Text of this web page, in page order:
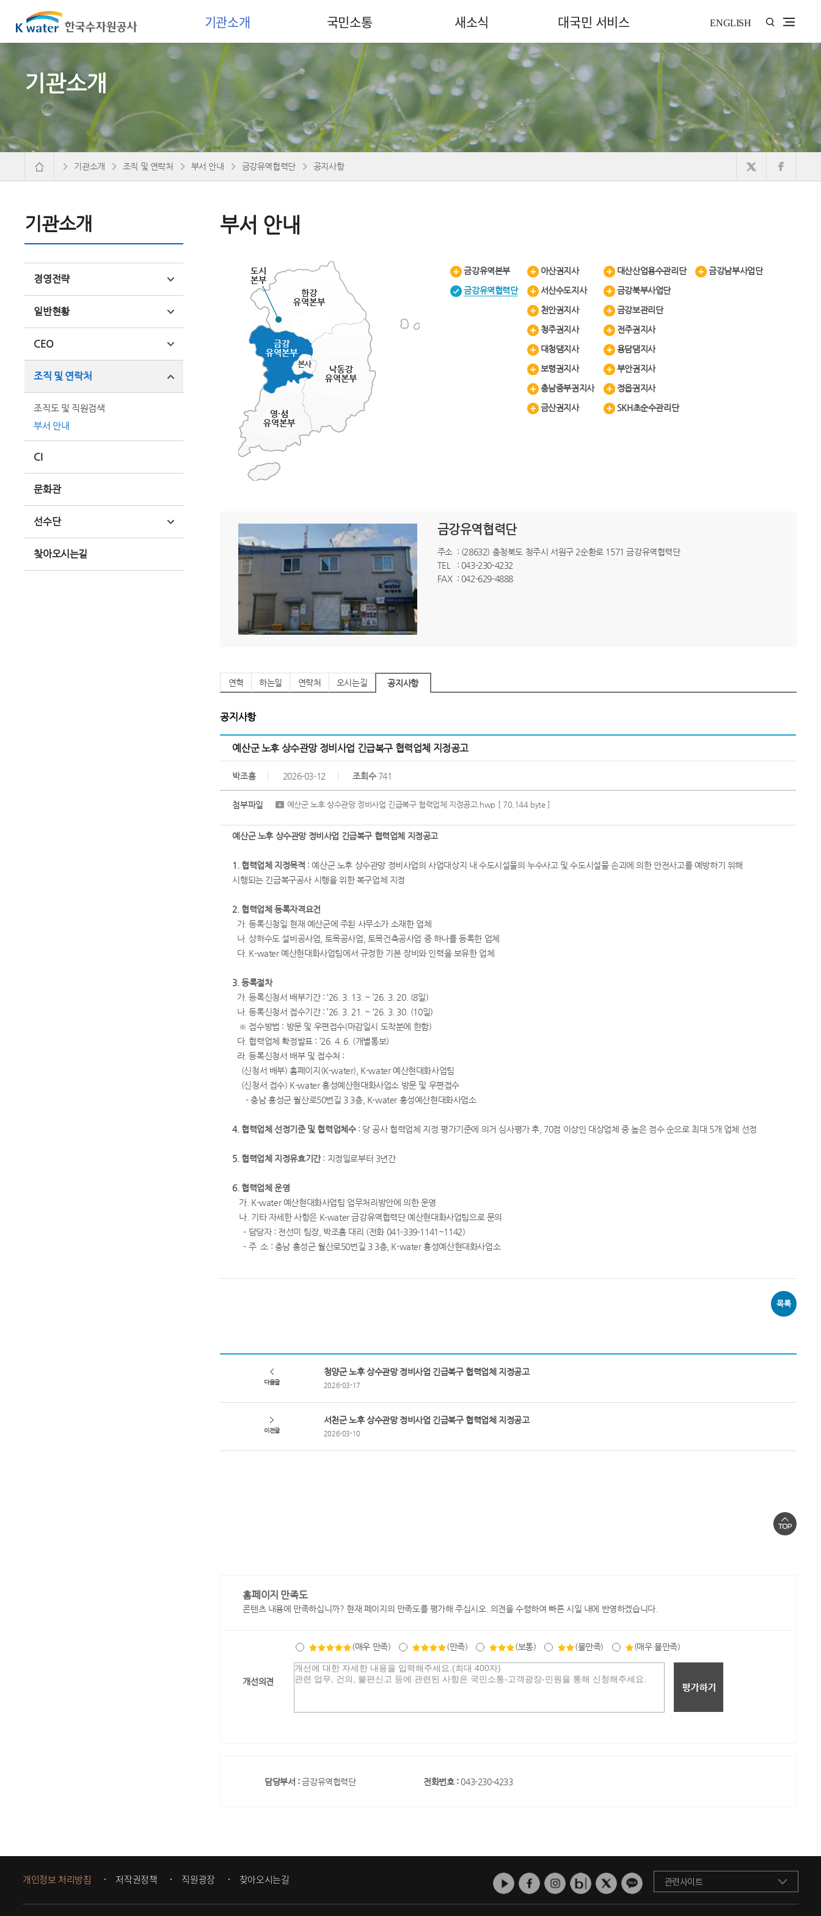
기관소개 국민소통 새소식 대국민 서비스 ENGLISH
기관소개
기관소개
경영전략
일반현황
CEO
조직 및 연락처
조직도 및 직원검색
부서 안내
CI
문화관
선수단
찾아오시는길
기관소개 조직 및 연락처 부서 안내 금강유역협력단 공지사항
부서 안내
금강유역본부
금강유역협력단
아산권지사
서산수도지사
천안권지사
청주권지사
대청댐지사
보령권지사
충남중부권지사
금산권지사
대산산업용수관리단
금강북부사업단
금강보관리단
전주권지사
용담댐지사
부안권지사
정읍권지사
SKH초순수관리단
금강남부사업단
금강유역협력단
주소 : (28632) 충청북도 청주시 서원구 2순환로 1571 금강유역협력단
TEL
: 043-230-4232
FAX : 042-629-4888
연혁 하는일 연락처 오시는길 공지사항
공지사항
예산군 노후 상수관망 정비사업 긴급복구 협력업체 지정공고
박조흠 2026-03-12 조회수741
첨부파일 예산군 노후 상수관망 정비사업 긴급복구 협력업체 지정공고.hwp [ 70,144 byte ]
예산군 노후 상수관망 정비사업 긴급복구 협력업체 지정공고
1. 협력업체 지정목적 : 예산군 노후 상수관망 정비사업의 사업대상지 내 수도시설물의 누수사고 및 수도시설물 손괴에 의한 안전사고를 예방하기 위해
시행되는 긴급복구공사 시행을 위한 복구업체 지정
2. 협력업체 등록자격요건
가. 등록신청일 현재 예산군에 주된 사무소가 소재한 업체
나. 상하수도 설비공사업, 토목공사업, 토목건축공사업 중 하나를 등록한 업체
다. K-water 예산현대화사업팀에서 규정한 기본 장비와 인력을 보유한 업체
3. 등록절차
가. 등록신청서 배부기간 : ‘26. 3. 13. ~ ’26. 3. 20. (8일)
나. 등록신청서 접수기간 : ’26. 3. 21. ~ ‘26. 3. 30. (10일)
※ 접수방법 : 방문 및 우편접수(마감일시 도착분에 한함)
다. 협력업체 확정발표 : ’26. 4. 6. (개별통보)
라. 등록신청서 배부 및 접수처 :
(신청서 배부) 홈페이지(K-water), K-water 예산현대화사업팀
(신청서 접수) K-water 홍성예산현대화사업소 방문 및 우편접수
- 충남 홍성군 월산로50번길 3 3층, K-water 홍성예산현대화사업소
4. 협력업체 선정기준 및 협력업체수: 당 공사 협력업체 지정 평가기준에 의거 심사평가 후, 70점 이상인 대상업체 중 높은 점수 순으로 최대 5개 업체 선정
5. 협력업체 지정유효기간: 지정일로부터 3년간
6. 협력업체 운영
가. K-water 예산현대화사업팀 업무처리방안에 의한 운영
나. 기타 자세한 사항은 K-water 금강유역협력단 예산현대화사업팀으로 문의
- 담당자 : 전선미 팀장, 박조흠 대리 (전화 041-339-1141~1142)
- 주 소 : 충남 홍성군 월산로50번길 3 3층, K-water 홍성예산현대화사업소
목록
다음글
청양군 노후 상수관망 정비사업 긴급복구 협력업체 지정공고
2026-03-17
이전글
서천군 노후 상수관망 정비사업 긴급복구 협력업체 지정공고
2026-03-10
홈페이지 만족도
콘텐츠 내용에 만족하십니까? 현재 페이지의 만족도를 평가해 주십시오. 의견을 수렴하여 빠른 시일 내에 반영하겠습니다.
(매우 만족) (만족) (보통) (불만족) (매우 불만족)
개선의견
담당부서 :금강유역협력단 전화번호 : 043-230-4233
개인정보 처리방침 저작권정책 직원광장 찾아오시는길 관련사이트